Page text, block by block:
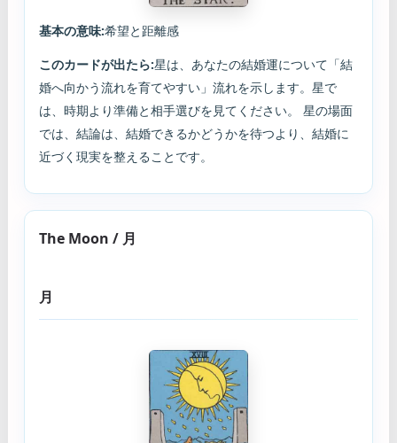
基本の意味:希望と距離感
このカードが出たら:星は、あなたの結婚運について「結
婚へ向かう流れを育てやすい」流れを示します。星で
は、時期より準備と相手選びを見てください。 星の場面
では、結論は、結婚できるかどうかを待つより、結婚に
近づく現実を整えることです。
The Moon / 月
月